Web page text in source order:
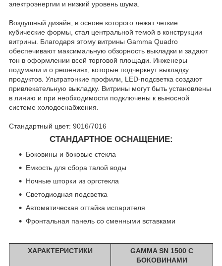
электроэнергии и низкий уровень шума.
Воздушный дизайн, в основе которого лежат четкие
кубические формы, стал центральной темой в конструкции
витрины. Благодаря этому витрины Gamma Quadro
обеспечивают максимальную обзорность выкладки и задают
тон в оформлении всей торговой площади. Инженеры
подумали и о решениях, которые подчеркнут выкладку
продуктов. Ультратонкие профили, LED-подсветка создают
привлекательную выкладку. Витрины могут быть установлены
в линию и при необходимости подключены к выносной
системе холодоснабжения.
Стандартный цвет: 9016/7016
СТАНДАРТНОЕ ОСНАЩЕНИЕ:
Боковины и боковые стекла
Емкость для сбора талой воды
Ночные шторки из оргстекла
Светодиодная подсветка
Автоматическая оттайка испарителя
Фронтальная панель со сменными вставками
ХАРАКТЕРИСТИКИ
GAMMA SN 1500 С
БОКОВИНАМИ